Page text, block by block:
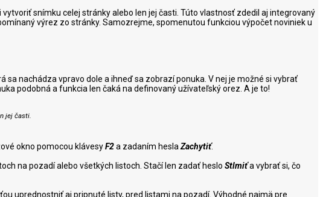
snímku celej stránky alebo len jej časti. Túto vlastnosť zdedil aj integrovaný
výrez zo stránky. Samozrejme, spomenutou funkciou výpočet noviniek u
nachádza vpravo dole a ihneď sa zobrazí ponuka. V nej je možné si vybrať
podobná a funkcia len čaká na definovaný užívateľský orez. A je to!
jej časti.
okno pomocou klávesyF2a zadaním hesla Zachytiť.
na pozadí alebo všetkých listoch. Stačí len zadať heslo Stlmiťa vybrať si, čo
uprednostniť aj pripnuté listy, pred listami na pozadí. Výhodné najmä pre